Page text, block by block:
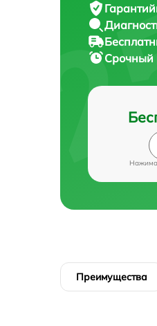
Срочный
Преимущества